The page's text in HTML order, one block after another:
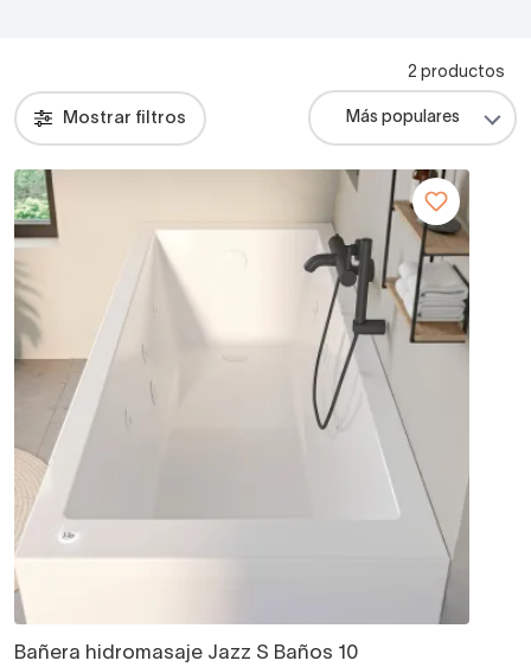
Mostrar filtros
2 productos
Bañera hidromasaje Jazz S Baños 10